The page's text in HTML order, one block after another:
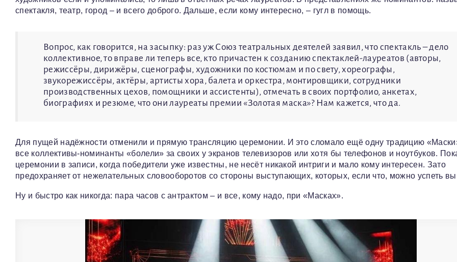
спектакля, театр, город – и всего доброго. Дальше, если кому интересно, – гугл в помощь.
Вопрос, как говорится, на засыпку: раз уж Союз театральных деятелей заявил, что спектакль – дело
коллективное, то вправе ли теперь все, кто причастен к созданию спектаклей-лауреатов (авторы,
режиссёры, дирижёры, сценографы, художники по костюмам и по свету, хореографы,
звукорежиссёры, актёры, артисты хора, балета и оркестра, монтировщики, сотрудники
производственных цехов, помощники и ассистенты), отмечать в своих портфолио, анкетах,
биографиях и резюме, что они лауреаты премии «Золотая маска»? Нам кажется, что да.
Для пущей надёжности отменили и прямую трансляцию церемонии. И это сломало ещё одну традицию
все коллективы-номинанты «болели» за своих у экранов телевизоров или хотя бы телефонов и ноутбуков.
церемонии в записи, когда победители уже известны, не несёт никакой интриги и мало кому интересен. Зато
предохраняет от нежелательных словооборотов со стороны выступающих, которых, если что, можно успеть
Ну и быстро как никогда: пара часов с антрактом – и все, кому надо, при «Масках».